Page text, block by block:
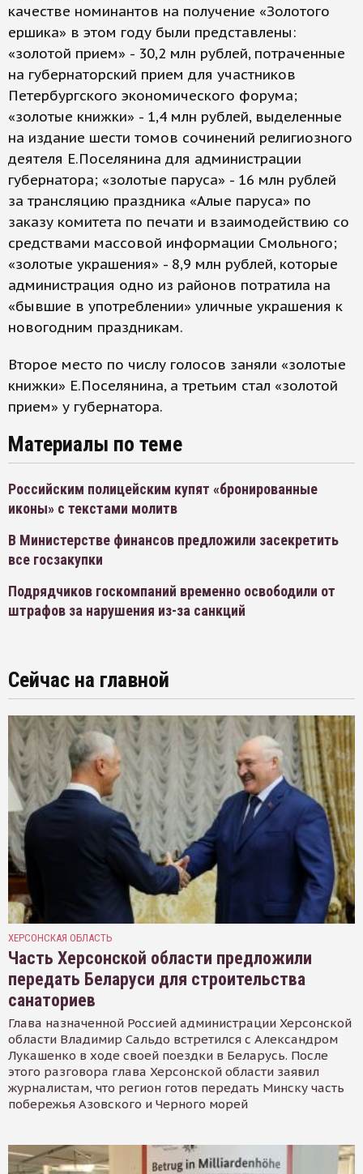
качестве номинантов на получение «Золотого
ершика» в этом году были представлены:
«золотой прием» - 30,2 млн рублей, потраченные
на губернаторский прием для участников
Петербургского экономического форума;
«золотые книжки» - 1,4 млн рублей, выделенные
на издание шести томов сочинений религиозного
деятеля Е.Поселянина для администрации
губернатора; «золотые паруса» - 16 млн рублей
за трансляцию праздника «Алые паруса» по
заказу комитета по печати и взаимодействию со
средствами массовой информации Смольного;
«золотые украшения» - 8,9 млн рублей, которые
администрация одно из районов потратила на
«бывшие в употреблении» уличные украшения к
новогодним праздникам.
Второе место по числу голосов заняли «золотые
книжки» Е.Поселянина, а третьим стал «золотой
прием» у губернатора.
Материалы по теме
Российским полицейским купят «бронированные
иконы» с текстами молитв
В Министерстве финансов предложили засекретить
все госзакупки
Подрядчиков госкомпаний временно освободили от
штрафов за нарушения из-за санкций
Сейчас на главной
ХЕРСОНСКАЯ ОБЛАСТЬ
Часть Херсонской области предложили
передать Беларуси для строительства
санаториев
Глава назначенной Россией администрации Херсонской
области Владимир Сальдо встретился с Александром
Лукашенко в ходе своей поездки в Беларусь. После
этого разговора глава Херсонской области заявил
журналистам, что регион готов передать Минску часть
побережья Азовского и Черного морей